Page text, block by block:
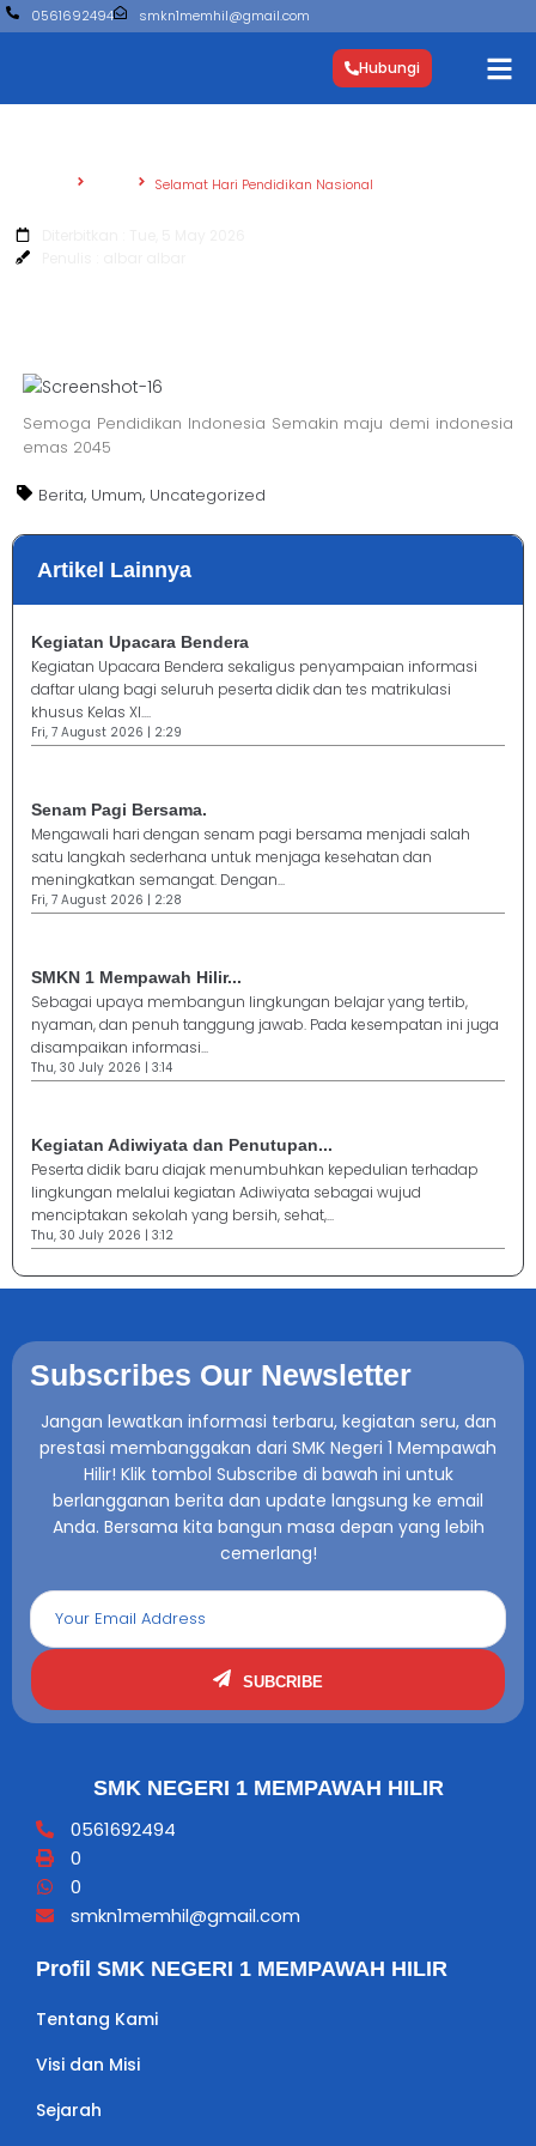
0561692494 smkn1memhil@gmail.com
Hubungi
Selamat Hari Pendidikan Nasional
Semoga Pendidikan Indonesia Semakin maju demi indonesia
emas 2045
Berita, Umum, Uncategorized
Artikel Lainnya
Kegiatan Upacara Bendera
Kegiatan Upacara Bendera sekaligus penyampaian informasi
daftar ulang bagi seluruh peserta didik dan tes matrikulasi
khusus Kelas XI....
Fri, 7 August 2026 | 2:29
Senam Pagi Bersama.
Mengawali hari dengan senam pagi bersama menjadi salah
satu langkah sederhana untuk menjaga kesehatan dan
meningkatkan semangat. Dengan...
Fri, 7 August 2026 | 2:28
SMKN 1 Mempawah Hilir...
Sebagai upaya membangun lingkungan belajar yang tertib,
nyaman, dan penuh tanggung jawab. Pada kesempatan ini juga
disampaikan informasi...
Thu, 30 July 2026 | 3:14
Kegiatan Adiwiyata dan Penutupan...
Peserta didik baru diajak menumbuhkan kepedulian terhadap
lingkungan melalui kegiatan Adiwiyata sebagai wujud
menciptakan sekolah yang bersih, sehat,...
Thu, 30 July 2026 | 3:12
Subscribes Our Newsletter
Jangan lewatkan informasi terbaru, kegiatan seru, dan
prestasi membanggakan dari SMK Negeri 1 Mempawah
Hilir! Klik tombol Subscribe di bawah ini untuk
berlangganan berita dan update langsung ke email
Anda. Bersama kita bangun masa depan yang lebih
cemerlang!
SUBCRIBE
SMK NEGERI 1 MEMPAWAH HILIR
0561692494
0
0
smkn1memhil@gmail.com
Profil SMK NEGERI 1 MEMPAWAH HILIR
Tentang Kami
Visi dan Misi
Sejarah